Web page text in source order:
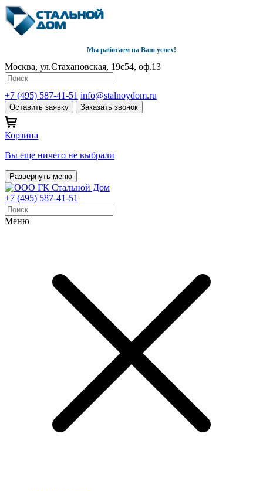
Мы работаем на Ваш успех!
Москва, ул.Стахановская, 19с54, оф.13
+7 (495) 587-41-51 info@stalnoydom.ru
Оставить заявку Заказать звонок
Корзина
Вы еще ничего не выбрали
Развернуть меню
+7 (495) 587-41-51
Меню